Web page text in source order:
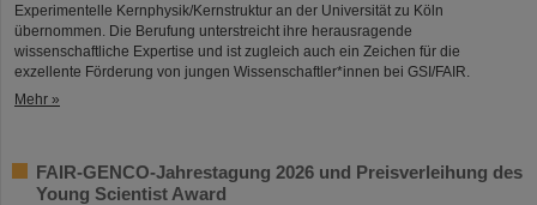
Experimentelle Kernphysik/Kernstruktur an der Universität zu Köln
übernommen. Die Berufung unterstreicht ihre herausragende
wissenschaftliche Expertise und ist zugleich auch ein Zeichen für die
exzellente Förderung von jungen Wissenschaftler*innen bei GSI/FAIR.
Mehr »
FAIR-GENCO-Jahrestagung 2026 und Preisverleihung des
Young Scientist Award